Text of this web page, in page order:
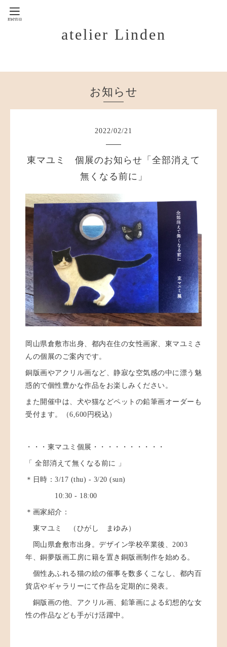
atelier Linden
お知らせ
2022/02/21
東マユミ 個展のお知らせ「全部消えて
無くなる前に」
岡山県倉敷市出身、都内在住の女性画家、東マユミさ
んの個展のご案内です。
銅版画やアクリル画など、静寂な空気感の中に漂う魅
惑的で個性豊かな作品をお楽しみください。
また開催中は、犬や猫などペットの鉛筆画オーダーも
受付ます。（6,600円税込）
・・・東マユミ個展・・・・・・・・・・
「 全部消えて無くなる前に 」
＊日時：3/17 (thu) - 3/20 (sun)
10:30 - 18:00
＊画家紹介：
東マユミ （ひがし まゆみ）
岡山県倉敷市出身。デザイン学校卒業後、2003
年、銅夢版画工房に籍を置き銅版画制作を始める。
個性あふれる猫の絵の催事を数多くこなし、都内百
貨店やギャラリーにて作品を定期的に発表。
銅版画の他、アクリル画、鉛筆画による幻想的な女
性の作品なども手がけ活躍中。